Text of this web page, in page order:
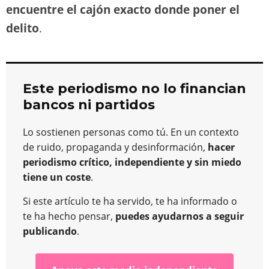
encuentre el cajón exacto donde poner el
delito.
Este periodismo no lo financian
bancos ni partidos
Lo sostienen personas como tú. En un contexto
de ruido, propaganda y desinformación, hacer
periodismo crítico, independiente y sin miedo
tiene un coste.
Si este artículo te ha servido, te ha informado o
te ha hecho pensar, puedes ayudarnos a seguir
publicando.